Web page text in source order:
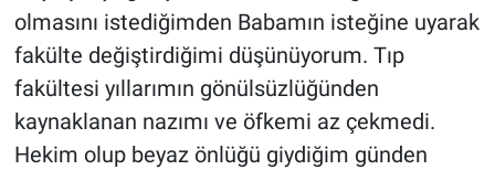
olmasını istediğimden Babamın isteğine uyarak
fakülte değiştirdiğimi düşünüyorum. Tıp
fakültesi yıllarımın gönülsüzlüğünden
kaynaklanan nazımı ve öfkemi az çekmedi.
Hekim olup beyaz önlüğü giydiğim günden